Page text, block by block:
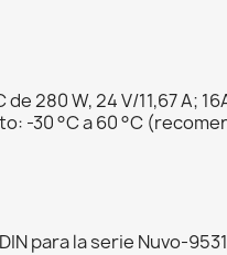
280 W, 24 V/11,67 A;
-30 °C a 60 °C
para la serie Nuvo-9531